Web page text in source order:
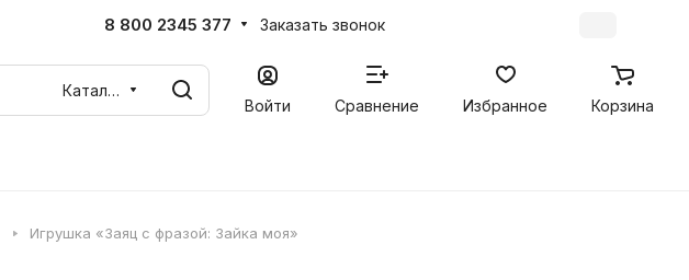
8 800 2345 377 Заказать звонок
Каталог
Войти
Сравнение Избранное Корзина
Игрушка «Заяц с фразой: Зайка моя»